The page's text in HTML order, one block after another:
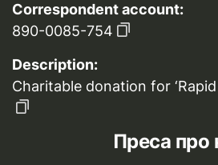
Correspondent account:
890-0085-754
Description:
Charitable donation for
Преса про